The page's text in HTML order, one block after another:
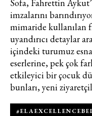
Sofa, Fahrettin
imzalarını
mimaride kullanılan
uyandırıcı detaylar
içindeki turumuz
eserlerine, pek çok
etkileyici bir çocuk
bunları, yeni